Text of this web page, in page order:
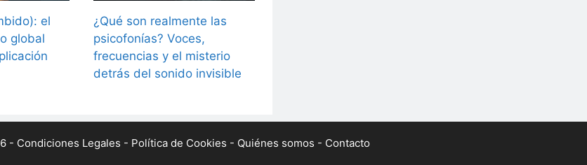
el
global
¿Qué son realmente las
psicofonías? Voces,
frecuencias y el misterio
detrás del sonido invisible
- Condiciones Legales - Política de Cookies - Quiénes somos - Contacto